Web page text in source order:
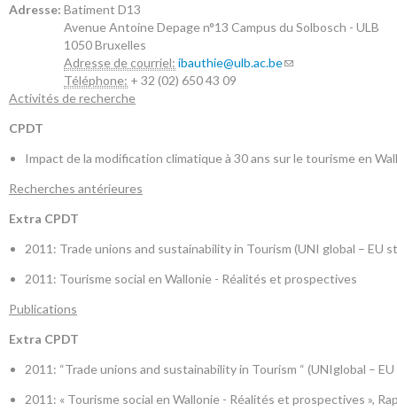
Adresse: Batiment D13
Avenue Antoine Depage n°13 Campus du Solbosch - ULB
1050Bruxelles
Adresse de courriel: ibauthie@ulb.ac.be
Téléphone: + 32 (02) 650 43 09
Activités de recherche
CPDT
Impact de la modification climatique à 30 ans sur le tourisme en
Recherches antérieures
Extra CPDT
2011: Trade unions and sustainability in Tourism (UNI global –
2011: Tourisme social en Wallonie - Réalités et prospectives
Publications
Extra CPDT
2011: “Trade unions and sustainability in Tourism “ (UNIglobal –
2011: « Tourisme social en Wallonie - Réalités et prospectives »,